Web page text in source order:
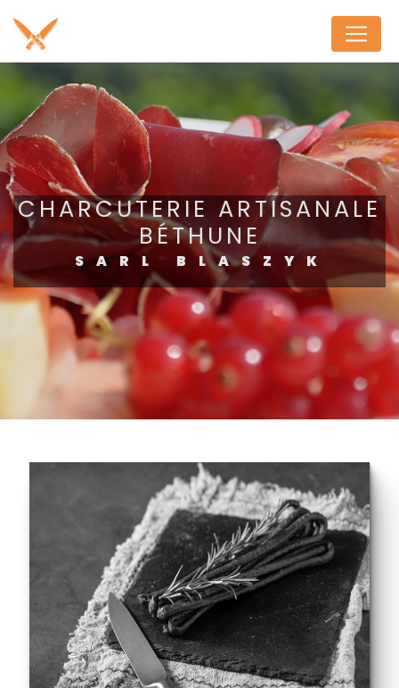
CHARCUTERIE ARTISANALE
BÉTHUNE
SARL BLASZYK